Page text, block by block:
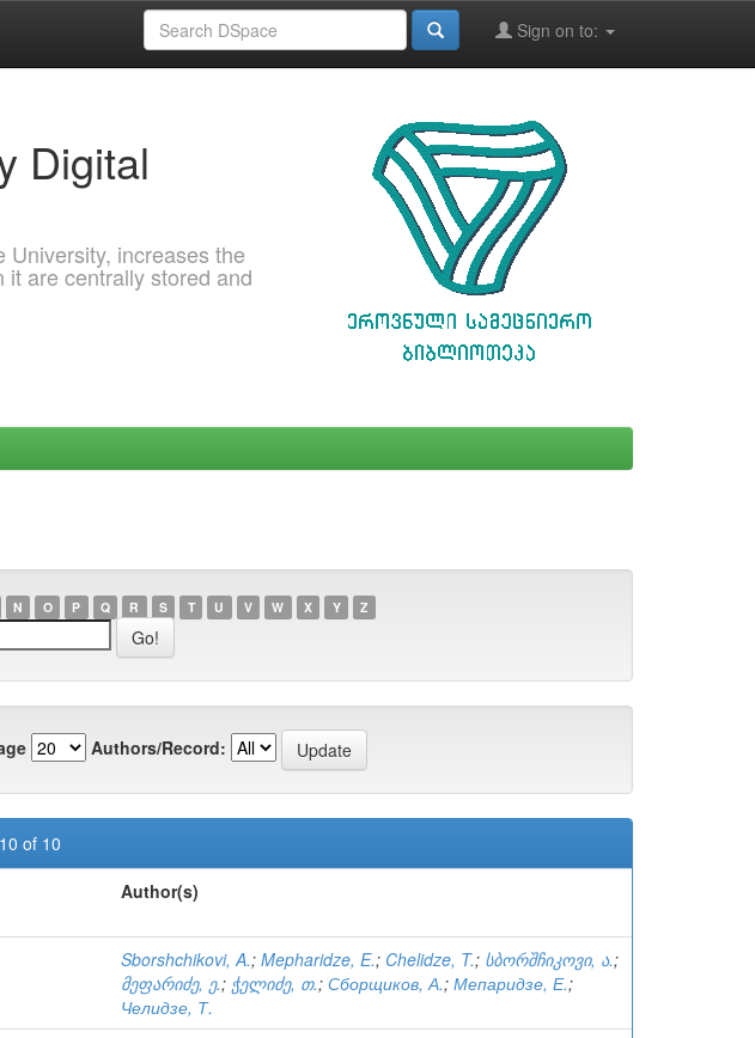
Sign on to:
Digital
increases the
are centrally stored and
N O P Q R S T U V W X Y Z
Authors/Record:
of 10
Author(s)
Sborshchikovi, A.; Mepharidze, E.; Chelidze, T.; სბორშჩიკოვი, ა.;
მეფარიძე, ე.; ჭელიძე, თ.; Сборщиков, А.; Мепаридзе, Е.;
Челидзе, Т.